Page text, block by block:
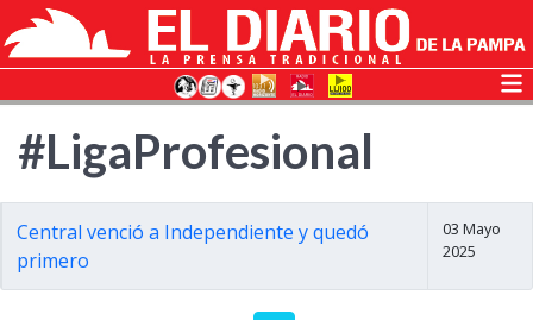
#LigaProfesional
Central venció a Independiente y quedó
primero
03 Mayo
2025